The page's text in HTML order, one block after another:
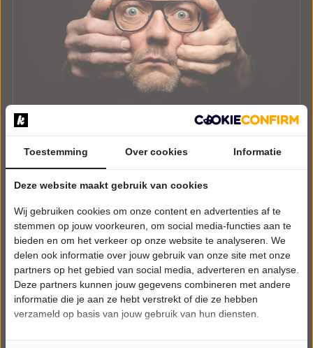
DONDERDAG 15 OKTOBER 2026 • 20:30 UUR
Oudejaarsconference 2026: Klem
Beneluxtheater
Berlicum
CABARET
Tickets
Meer info
Toestemming Over cookies Informatie
Deze website maakt gebruik van cookies
Wij gebruiken cookies om onze content en advertenties af te
stemmen op jouw voorkeuren, om social media-functies aan te
bieden en om het verkeer op onze website te analyseren. We
delen ook informatie over jouw gebruik van onze site met onze
partners op het gebied van social media, adverteren en analyse.
Deze partners kunnen jouw gegevens combineren met andere
informatie die je aan ze hebt verstrekt of die ze hebben
verzameld op basis van jouw gebruik van hun diensten.